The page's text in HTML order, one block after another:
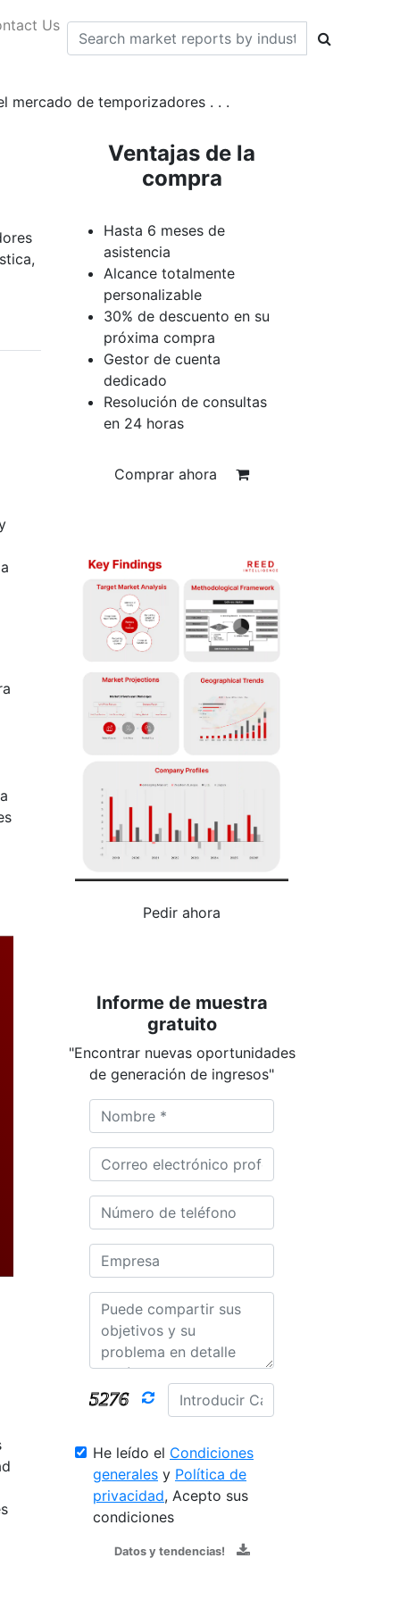
Us
mercado de temporizadores . . .
Ventajas de la
compra
Hasta 6 meses de
asistencia
Alcance totalmente
personalizable
30% de descuento en su
próxima compra
Gestor de cuenta
dedicado
Resolución de consultas
en 24 horas
Comprar ahora
Pedir ahora
Informe de muestra
gratuito
"Encontrar nuevas oportunidades
de generación de ingresos"
He leído el Condiciones
generales y Política de
privacidad, Acepto sus
condiciones
Datos y tendencias!